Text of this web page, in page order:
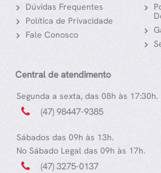
Dúvidas Frequentes
Política de Privacidade
Fale Conosco
Central de atendimento
Segunda a sexta, das 08h às 17:30h.
(47) 98447-9385
Sábados das 09h às 13h.
No Sábado Legal das 09h às 17h.
(47) 3275-0137